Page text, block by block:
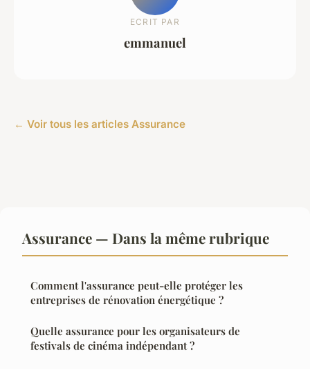
ECRIT PAR
emmanuel
← Voir tous les articles Assurance
Assurance — Dans la même rubrique
Comment l'assurance peut-elle protéger les
entreprises de rénovation énergétique ?
Quelle assurance pour les organisateurs de
festivals de cinéma indépendant ?